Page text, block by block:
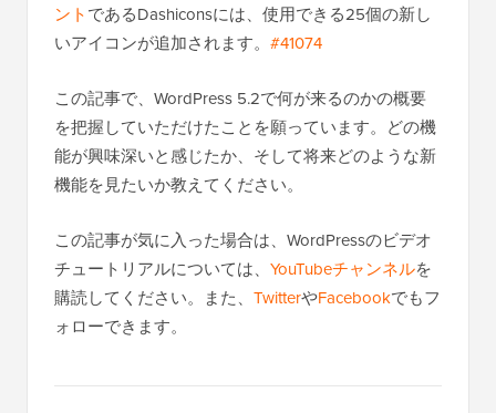
ントであるDashiconsには、使用できる25個の新し
いアイコンが追加されます。 #41074
この記事で、WordPress 5.2で何が来るのかの概要
を把握していただけたことを願っています。どの機
能が興味深いと感じたか、そして将来どのような新
機能を見たいか教えてください。
この記事が気に入った場合は、WordPressのビデオ
チュートリアルについては、 YouTubeチャンネルを
購読してください。また、 TwitterやFacebookでもフ
ォローできます。